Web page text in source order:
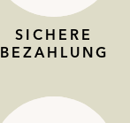
SICHERE
BEZAHLUNG